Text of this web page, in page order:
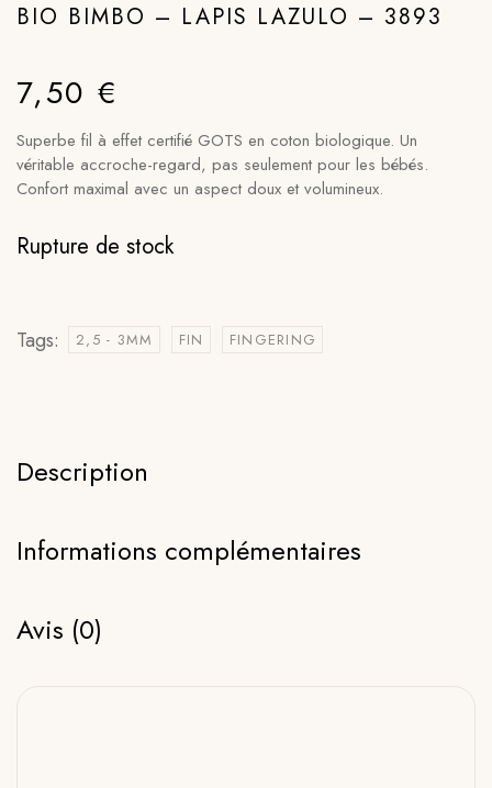
BIO BIMBO – LAPIS LAZULO – 3893
7,50 €
Superbe fil à effet certifié GOTS en coton biologique. Un
véritable accroche-regard, pas seulement pour les bébés.
Confort maximal avec un aspect doux et volumineux.
Rupture de stock
Tags: 2,5 - 3MM FIN FINGERING
Description
Informations complémentaires
Avis (0)